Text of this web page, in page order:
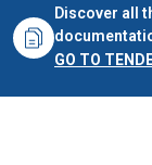
Discover all
GO TO